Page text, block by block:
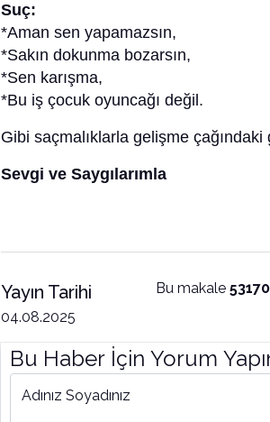
Suç:
*Aman sen yapamazsın,
*Sakın dokunma bozarsın,
*Sen karışma,
*Bu iş çocuk oyuncağı değil.
Gibi saçmalıklarla gelişme
Sevgi ve Saygılarımla
Yayın Tarihi
04.08.2025
Bu makale 53170
Bu Haber İçin Yorum
Adınız Soyadınız